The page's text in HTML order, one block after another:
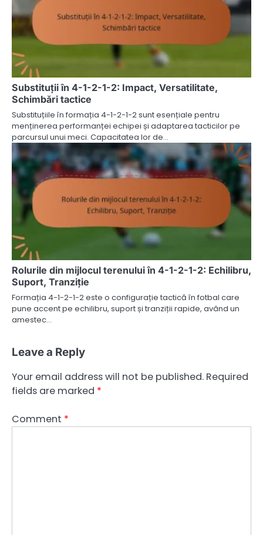
Substituții în 4-1-2-1-2: Impact, Versatilitate,
Schimbări tactice
Substituțiile în formația 4-1-2-1-2 sunt esențiale pentru
menținerea performanței echipei și adaptarea tacticilor pe
parcursul unui meci. Capacitatea lor de…
Rolurile din mijlocul terenului în 4-1-2-1-2: Echilibru,
Suport, Tranziție
Formația 4-1-2-1-2 este o configurație tactică în fotbal care
pune accent pe echilibru, suport și tranziții rapide, având un
amestec…
Leave a Reply
Your email address will not be published. Required
fields are marked *
Comment *